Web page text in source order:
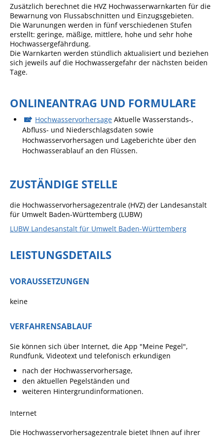
Angebote für Geflüchtete
Wirtschaft + Handel
RATHAUS
Bürgerservice
Behördenwegweiser
Leistungen - Service BW
Neubürgerinfos
Formulare
Wissenswertes/Service
Mängelmeldung online
Fachstelle
Wohnungssicherung
Aushang- und Schaukästen
Bekanntmachungen
Zusätzlich berechnet die HVZ Hochwasserwarnkarten für die
Bewarnung von Flussabschnitten und Einzugsgebieten.
Die Warunungen werden in fünf verschiedenen Stufen
erstellt: geringe, mäßige, mittlere, hohe und sehr hohe
Hochwassergefährdung.
Die Warnkarten werden stündlich aktualisiert und beziehen
sich jeweils auf die Hochwassergefahr der nächsten beiden
Tage.
ONLINEANTRAG UND FORMULARE
Hochwasservorhersage Aktuelle Wasserstands-,
Abfluss- und Niederschlagsdaten sowie
Hochwasservorhersagen und Lageberichte über den
Hochwasserablauf an den Flüssen.
ZUSTÄNDIGE STELLE
die Hochwasservorhersagezentrale (HVZ) der Landesanstalt
für Umwelt Baden-Württemberg (LUBW)
LUBW Landesanstalt für Umwelt Baden-Württemberg
LEISTUNGSDETAILS
VORAUSSETZUNGEN
keine
VERFAHRENSABLAUF
Sie können sich über Internet, die App "Meine Pegel",
Rundfunk, Videotext und telefonisch erkundigen
nach der Hochwasservorhersage,
den aktuellen Pegelständen und
weiteren Hintergrundinformationen.
Internet
Die Hochwasservorhersagezentrale bietet Ihnen auf ihrer